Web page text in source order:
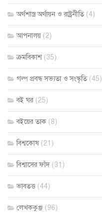
অর্থশাস্ত্র অর্থায়ন ও রাষ্ট্রনীতি (4)
আপনালয় (2)
ক্রমবিকাশ(35)
গল্প প্রবন্ধ সভ‍্যতা ও সংস্কৃতি (45)
বই ঘর (25)
বইয়ের তাক (8)
বিশ্বকোষ(21)
বিশ্বাসের ফাঁদ(31)
ভাবতত্ত (44)
লেখককুঞ্জ (96)